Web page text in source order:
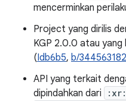
mencerminkan
Project yang dirilis
KGP 2.0.0 atau yang
(Idb6b5, b/344563182
API yang terkait
dipindahkan dari